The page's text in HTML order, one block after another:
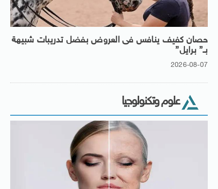
حصان كفيف ينافس فى العروض بفضل تدريبات شبيهة
بـ” برايل”
2026-08-07
علوم وتكنولوجيا